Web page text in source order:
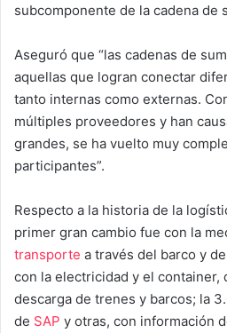
subcomponente de la cadena de
Aseguró que “las cadenas de
aquellas que logran conectar
tanto internas como externas.
múltiples proveedores y han
grandes, se ha vuelto muy
participantes”.
Respecto a la historia de la
primer gran cambio fue con la
transporte a través del barco y
con la electricidad y el container,
descarga de trenes y barcos; la
de SAP y otras, con información